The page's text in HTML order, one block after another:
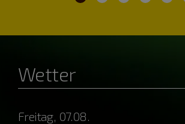
Wetter
Freitag, 07.08.